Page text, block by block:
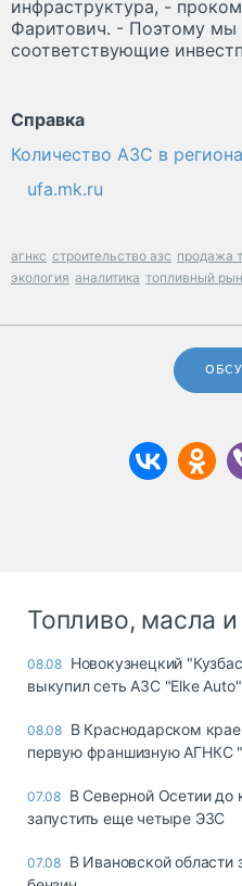
инфраструктура, -
Фаритович. - Поэтому мы
соответствующие
Справка
Количество АЗС в
ufa.mk.ru
агнкс строительство азс продажа
экология аналитика топливный
Топливо, масла
08.08 Новокузнецкий
выкупил сеть АЗС "Elke
08.08 В Краснодарском
первую франшизную АГНКС
07.08 В Северной Осетии до
запустить еще четыре ЭЗС
07.08 В Ивановской